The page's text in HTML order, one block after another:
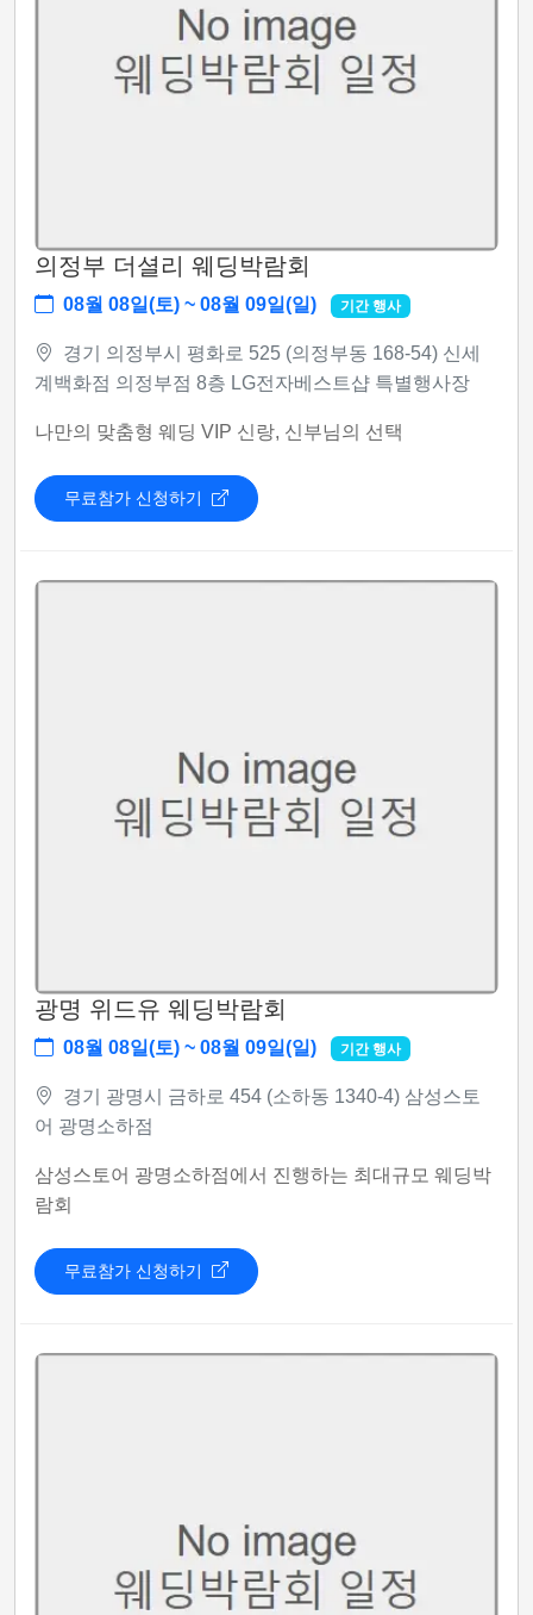
의정부 더셜리 웨딩박람회
08월 08일(토) ~ 08월 09일(일) 기간 행사
경기 의정부시 평화로 525 (의정부동 168-54) 신세
계백화점 의정부점 8층 LG전자베스트샵 특별행사장
나만의 맞춤형 웨딩 VIP 신랑, 신부님의 선택
무료참가 신청하기
광명 위드유 웨딩박람회
08월 08일(토) ~ 08월 09일(일) 기간 행사
경기 광명시 금하로 454 (소하동 1340-4) 삼성스토
어 광명소하점
삼성스토어 광명소하점에서 진행하는 최대규모 웨딩박
람회
무료참가 신청하기